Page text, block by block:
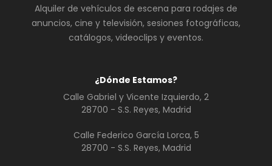
¿Dónde Estamos?
Calle Gabriel y Vicente Izquierdo, 2
28700 - S.S. Reyes, Madrid
Calle Federico García Lorca, 5
28700 - S.S. Reyes, Madrid
Alquiler de vehículos de escena para rodajes de
anuncios, cine y televisión, sesiones fotográficas,
catálogos, videoclips y eventos.